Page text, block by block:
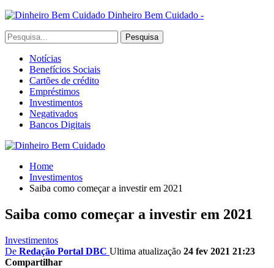
Dinheiro Bem Cuidado -
Notícias
Benefícios Sociais
Cartões de crédito
Empréstimos
Investimentos
Negativados
Bancos Digitais
Home
Investimentos
Saiba como começar a investir em 2021
Saiba como começar a investir em 2021
Investimentos
De Redação Portal DBC Ultima atualização 24 fev 2021 21:23
Compartilhar